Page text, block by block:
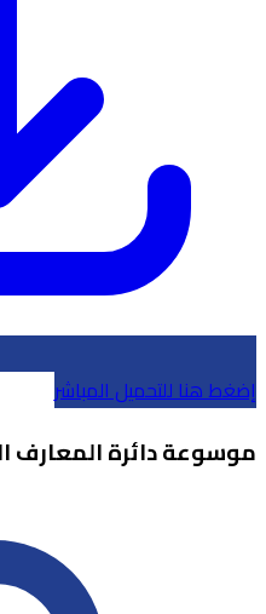
إضغط هنا للتحميل المباشر
موسوعة دائرة المعارف